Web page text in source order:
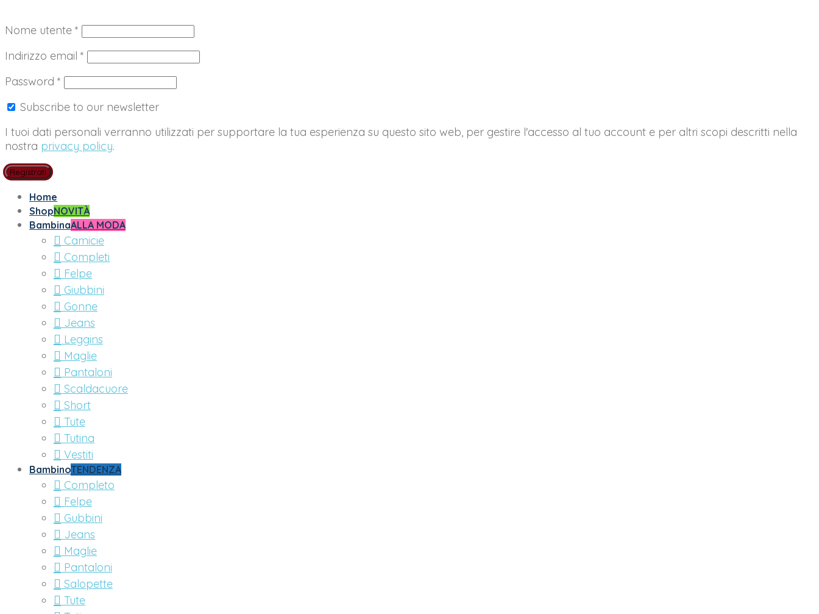
Nome utente * Richiesto
Indirizzo email * Richiesto
Password * Richiesto
Subscribe to our newsletter
I tuoi dati personali verranno utilizzati per supportare la tua esperienza su questo sito web, per gestire l'accesso al tuo account e per altri scopi descritti nella
nostra privacy policy.
Registrati
Home
ShopNOVITÀ
BambinaALLA MODA
Camicie
Completi
Felpe
Giubbini
Gonne
Jeans
Leggins
Maglie
Pantaloni
Scaldacuore
Short
Tute
Tutina
Vestiti
BambinoTENDENZA
Completo
Felpe
Gubbini
Jeans
Maglie
Pantaloni
Salopette
Tute